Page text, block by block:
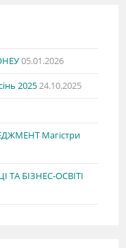
05.01.2026
202524.10.2025
Магістри
БІЗНЕС-ОСВІТІ